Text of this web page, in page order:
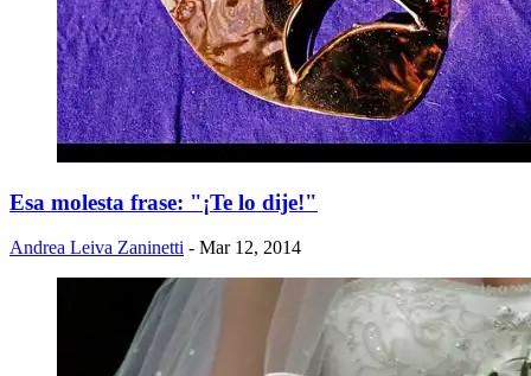
Esa molesta frase: "¡Te lo dije!"
Andrea Leiva Zaninetti - Mar 12, 2014